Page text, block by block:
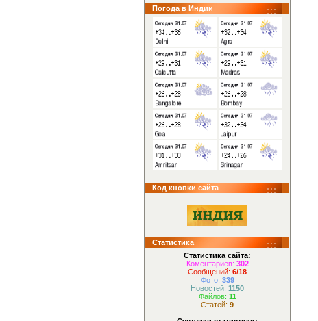
Погода в Индии
Код кнопки сайта
Статистика
Статистика сайта:
Коментариев: 302
Сообщений: 6/18
Фото: 339
Новостей: 1150
Файлов: 11
Статей: 9